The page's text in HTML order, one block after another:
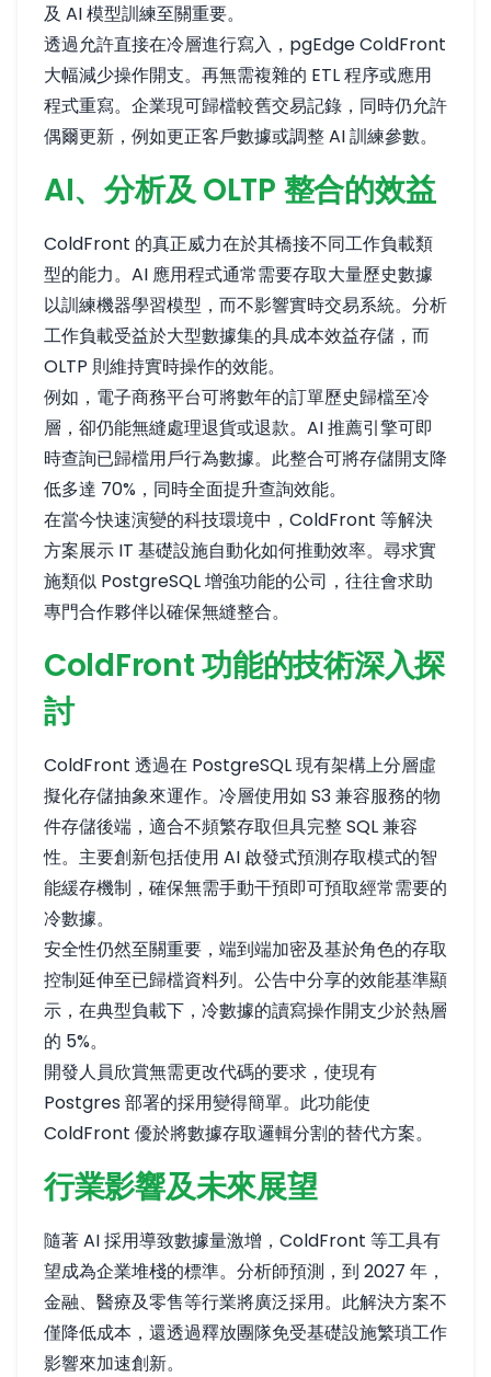
及 AI 模型訓練至關重要。
透過允許直接在冷層進行寫入，pgEdge ColdFront
大幅減少操作開支。再無需複雜的 ETL 程序或應用
程式重寫。企業現可歸檔較舊交易記錄，同時仍允許
偶爾更新，例如更正客戶數據或調整 AI 訓練參數。
AI、分析及 OLTP 整合的效益
ColdFront 的真正威力在於其橋接不同工作負載類
型的能力。AI 應用程式通常需要存取大量歷史數據
以訓練機器學習模型，而不影響實時交易系統。分析
工作負載受益於大型數據集的具成本效益存儲，而
OLTP 則維持實時操作的效能。
例如，電子商務平台可將數年的訂單歷史歸檔至冷
層，卻仍能無縫處理退貨或退款。AI 推薦引擎可即
時查詢已歸檔用戶行為數據。此整合可將存儲開支降
低多達 70%，同時全面提升查詢效能。
在當今快速演變的科技環境中，ColdFront 等解決
方案展示 IT 基礎設施自動化如何推動效率。尋求實
施類似 PostgreSQL 增強功能的公司，往往會求助
專門合作夥伴以確保無縫整合。
ColdFront 功能的技術深入探
討
ColdFront 透過在 PostgreSQL 現有架構上分層虛
擬化存儲抽象來運作。冷層使用如 S3 兼容服務的物
件存儲後端，適合不頻繁存取但具完整 SQL 兼容
性。主要創新包括使用 AI 啟發式預測存取模式的智
能緩存機制，確保無需手動干預即可預取經常需要的
冷數據。
安全性仍然至關重要，端到端加密及基於角色的存取
控制延伸至已歸檔資料列。公告中分享的效能基準顯
示，在典型負載下，冷數據的讀寫操作開支少於熱層
的 5%。
開發人員欣賞無需更改代碼的要求，使現有
Postgres 部署的採用變得簡單。此功能使
ColdFront 優於將數據存取邏輯分割的替代方案。
行業影響及未來展望
隨著 AI 採用導致數據量激增，ColdFront 等工具有
望成為企業堆棧的標準。分析師預測，到 2027 年，
金融、醫療及零售等行業將廣泛採用。此解決方案不
僅降低成本，還透過釋放團隊免受基礎設施繁瑣工作
影響來加速創新。